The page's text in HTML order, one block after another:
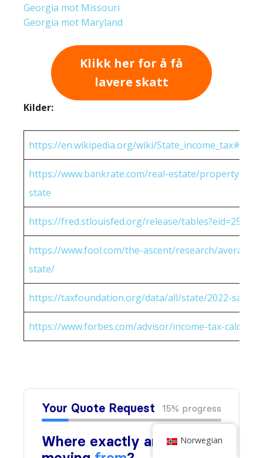
Georgia mot Missouri
Georgia mot Maryland
Klikk her for å få
lavere skatt
Kilder:
https://en.wikipedia.org/wiki/
https://www.bankrate.com/real-estate/property-
state
https://fred.stlouisfed.org/release/
https://www.fool.com/the-ascent/research/average-
state/
https://taxfoundation.org/data/all/state/2022-sales-
https://www.forbes.com/advisor/income-tax-
Norwegian